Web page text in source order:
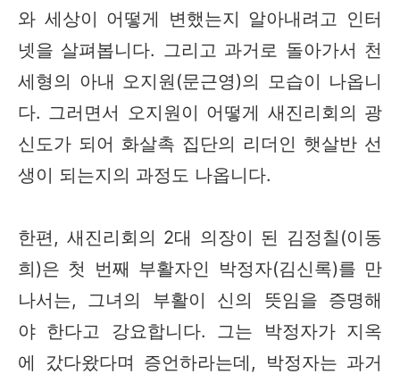
와 세상이 어떻게 변했는지 알아내려고 인터
넷을 살펴봅니다. 그리고 과거로 돌아가서 천
세형의 아내 오지원(문근영)의 모습이 나옵니
다. 그러면서 오지원이 어떻게 새진리회의 광
신도가 되어 화살촉 집단의 리더인 햇살반 선
생이 되는지의 과정도 나옵니다.
한편, 새진리회의 2대 의장이 된 김정칠(이동
희)은 첫 번째 부활자인 박정자(김신록)를 만
나서는, 그녀의 부활이 신의 뜻임을 증명해
야 한다고 강요합니다. 그는 박정자가 지옥
에 갔다왔다며 증언하라는데, 박정자는 과거